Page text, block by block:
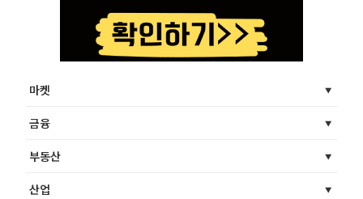
마켓
금융
부동산
산업